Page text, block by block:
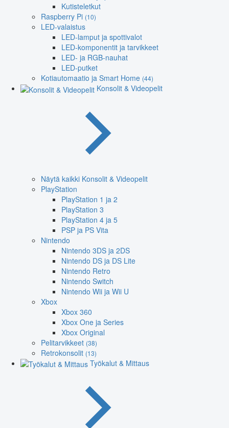
Kutisteletkut
Raspberry Pi (10)
LED-valaistus
LED-lamput ja spottivalot
LED-komponentit ja tarvikkeet
LED- ja RGB-nauhat
LED-putket
Kotiautomaatio ja Smart Home (44)
Konsolit & Videopelit
Näytä kaikki Konsolit & Videopelit
PlayStation
PlayStation 1 ja 2
PlayStation 3
PlayStation 4 ja 5
PSP ja PS Vita
Nintendo
Nintendo 3DS ja 2DS
Nintendo DS ja DS Lite
Nintendo Retro
Nintendo Switch
Nintendo Wii ja Wii U
Xbox
Xbox 360
Xbox One ja Series
Xbox Original
Pelitarvikkeet (38)
Retrokonsolit (13)
Työkalut & Mittaus